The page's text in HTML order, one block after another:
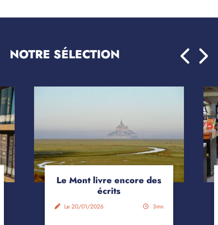
NOTRE SÉLECTION
Le Mont livre encore des
écrits
Le 20/01/2026 3mn